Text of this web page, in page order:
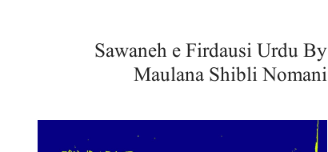
Sawaneh e Firdausi Urdu By
Maulana Shibli Nomani